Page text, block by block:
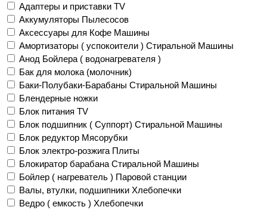
Адаптеры и приставки TV
Аккумуляторы Пылесосов
Аксессуары для Кофе Машины
Амортизаторы ( успокоители ) Стиральной Машины
Анод Бойлера ( водонагревателя )
Бак для молока (молочник)
Баки-Полубаки-Барабаны Стиральной Машины
Блендерные ножки
Блок питания TV
Блок подшипник ( Суппорт) Стиральной Машины
Блок редуктор Мясорубки
Блок электро-розжига Плиты
Блокиратор барабана Стиральной Машины
Бойлер ( нагреватель ) Паровой станции
Валы, втулки, подшипники Хлебопечки
Ведро ( емкость ) Хлебопечки